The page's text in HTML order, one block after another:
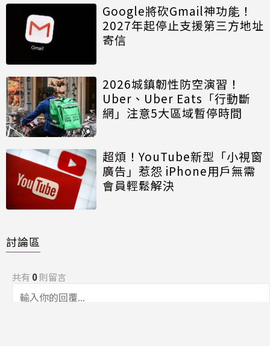
Google將砍Gmail神功能！
2027年起停止支援第三方地址
寄信
2026城鎮韌性防空演習！
Uber、Uber Eats「行動斷
網」注意5大區域暫停時間
超煩！YouTube新型「小視窗
廣告」惹怨 iPhone用戶無需
會員輕鬆解決
討論區
共有 0則留言